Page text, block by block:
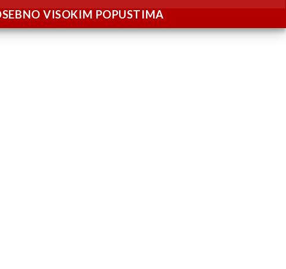
VISOKIM POPUSTIMA